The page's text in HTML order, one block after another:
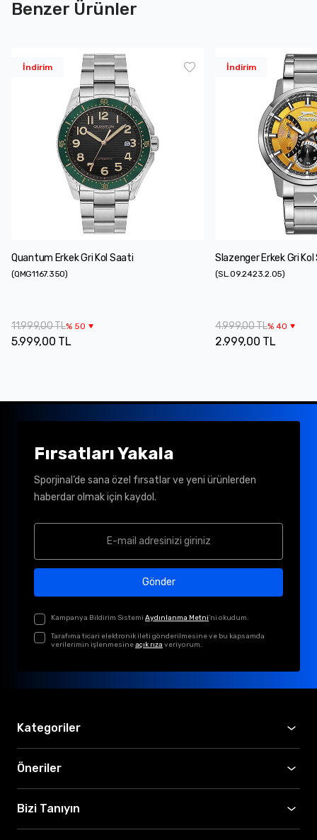
Benzer Ürünler
İndirim
Quantum Erkek Gri Kol Saati
(QMG1167.350)
11.999,00 TL% 50
5.999,00 TL
İndirim
Slazenger Erkek Gri
(SL.09.2423.2.05)
4.999,00 TL% 40
2.999,00 TL
Fırsatları Yakala
Sporjinal’de sana özel fırsatlar ve yeni ürünlerden
haberdar olmak için kaydol.
Gönder
Kampanya Bildirim Sistemi Aydınlanma Metni'ni okudum.
Tarafıma ticari elektronik ileti gönderilmesine ve bu kapsamda
verilerimin işlenmesineaçık rıza veriyorum.
Kategoriler
Öneriler
Bizi Tanıyın